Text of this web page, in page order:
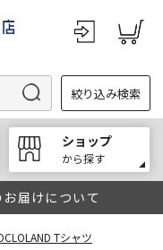
絞り込み検索
ショップ
から探す
届けについて
Tシャツ